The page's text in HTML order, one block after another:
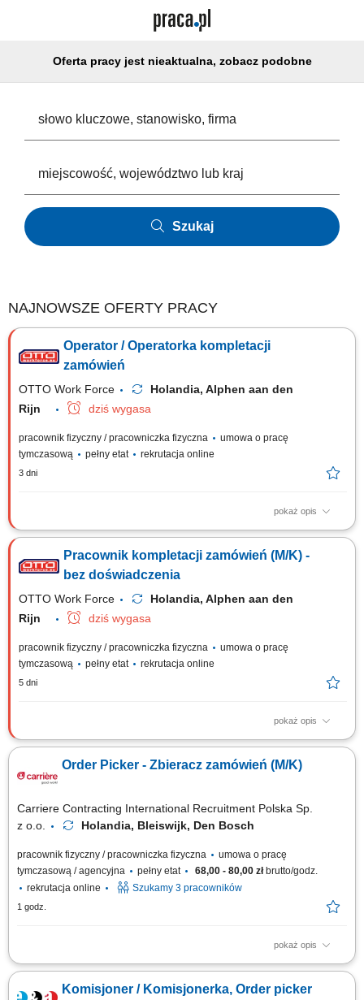
Oferta pracy jest nieaktualna, zobacz podobne
Szukaj
NAJNOWSZE OFERTY PRACY
Operator / Operatorka kompletacji
zamówień
OTTO Work Force
Holandia, Alphen aan den
Rijn
dziś wygasa
pracownik fizyczny / pracowniczka fizyczna
umowa o pracę
tymczasową
pełny etat rekrutacja online
3 dni
pokaż opis
Opis stanowiska Realizacja procesów magazynowych związanych z
przygotowywanie przesyłek do transportu; Kompletowanie zamówień
zgodnie z dokumentacją magazynową; Sortowanie, przepakowywanie i
Pracownik kompletacji zamówień (M/K) -
bez doświadczenia
OTTO Work Force
Holandia, Alphen aan den
Rijn
dziś wygasa
pracownik fizyczny / pracowniczka fizyczna
umowa o pracę
tymczasową
pełny etat rekrutacja online
5 dni
pokaż opis
Zakres obowiązków Dopilnujesz, aby wszystkie produkty były gotowe do
dostawy; ładować wychodzące przesyłki do transportu; kompletować
zamówienia w magazynie; rozpakowywać kartony i sortować produkty;
Order Picker - Zbieracz zamówień (M/K)
Carriere Contracting International Recruitment Polska Sp.
z o.o.
Holandia, Bleiswijk, Den Bosch
pracownik fizyczny / pracowniczka fizyczna
umowa o pracę
tymczasową / agencyjna
pełny etat 68,00 - 80,00 złbrutto/godz.
rekrutacja online
Szukamy 3 pracowników
1 godz.
pokaż opis
Chcesz zacząć pracę za granicą i szukasz stabilnego zatrudnienia w
konkurencyjne wynagrodzenie, bezpieczne zakwaterowanie oraz
Komisjoner / Komisjonerka, Order picker